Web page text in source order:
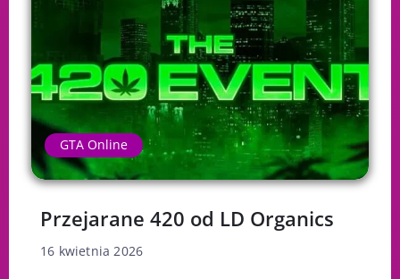
GTA Online
Przejarane 420 od LD Organics
16 kwietnia 2026